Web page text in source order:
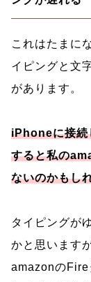
これはたまに
イピングと文
があります。
iPhoneに接続
すると私の
ないのかもし
タイピングが
かと思います
amazonのFire